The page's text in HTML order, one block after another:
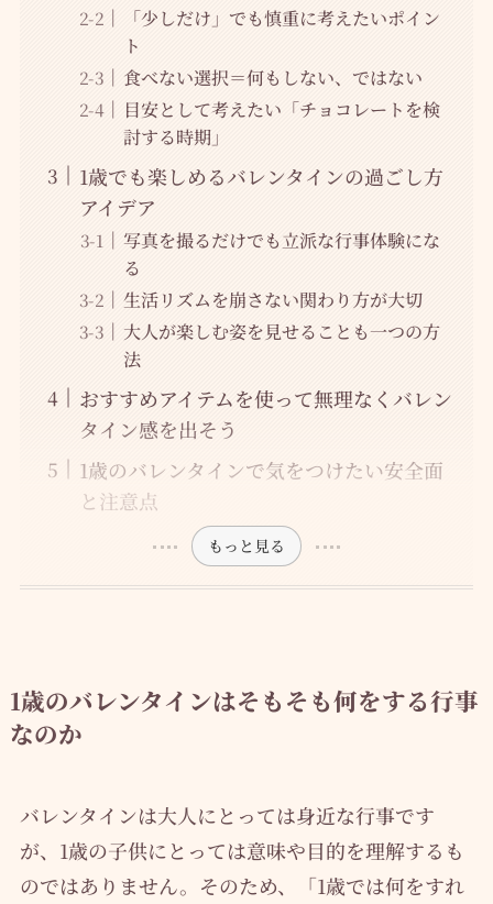
「少しだけ」でも慎重に考えたいポイン
ト
食べない選択＝何もしない、ではない
目安として考えたい「チョコレートを検
討する時期」
1歳でも楽しめるバレンタインの過ごし方
アイデア
写真を撮るだけでも立派な行事体験にな
る
生活リズムを崩さない関わり方が大切
大人が楽しむ姿を見せることも一つの方
法
おすすめアイテムを使って無理なくバレン
タイン感を出そう
1歳のバレンタインで気をつけたい安全面
と注意点
もっと見る
1歳のバレンタインはそもそも何をする行事
なのか
バレンタインは大人にとっては身近な行事です
が、1歳の子供にとっては意味や目的を理解するも
のではありません。そのため、「1歳では何をすれ